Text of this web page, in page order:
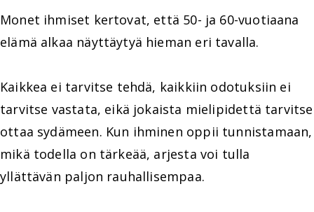
Monet ihmiset kertovat, että 50- ja 60-vuotiaana
elämä alkaa näyttäytyä hieman eri tavalla.
Kaikkea ei tarvitse tehdä, kaikkiin odotuksiin ei
tarvitse vastata, eikä jokaista mielipidettä tarvitse
ottaa sydämeen. Kun ihminen oppii tunnistamaan,
mikä todella on tärkeää, arjesta voi tulla
yllättävän paljon rauhallisempaa.